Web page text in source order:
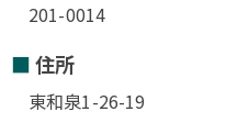
201-0014
住所
東和泉1-26-19